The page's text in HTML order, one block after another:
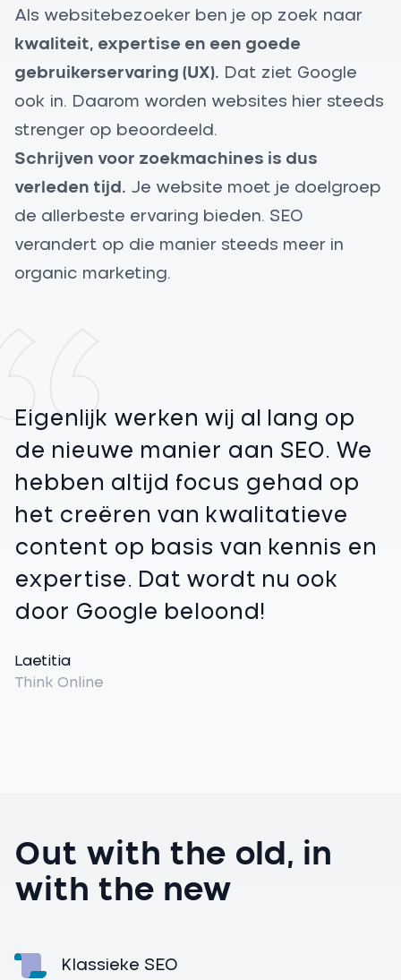
Als websitebezoeker ben je op zoek naar
kwaliteit, expertise en een goede
gebruikerservaring (UX). Dat ziet Google
ook in. Daarom worden websites hier steeds
strenger op beoordeeld.
Schrijven voor zoekmachines is dus
verleden tijd. Je website moet je doelgroep
de allerbeste ervaring bieden. SEO
verandert op die manier steeds meer in
organic marketing.
Eigenlijk werken wij al lang op
de nieuwe manier aan SEO. We
hebben altijd focus gehad op
het creëren van kwalitatieve
content op basis van kennis en
expertise. Dat wordt nu ook
door Google beloond!
Laetitia
Think Online
Out with the old, in
with the new
Klassieke SEO